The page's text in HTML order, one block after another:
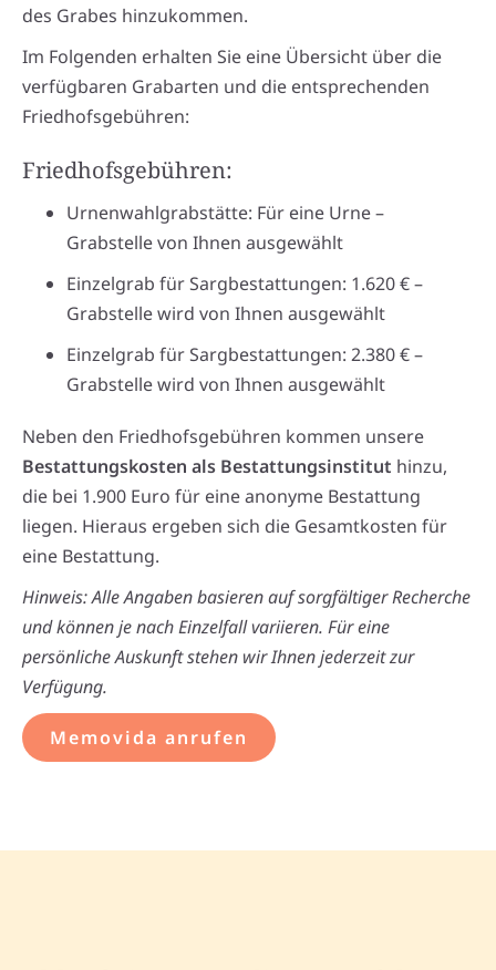
des Grabes hinzukommen.
Im Folgenden erhalten Sie eine Übersicht über die
verfügbaren Grabarten und die entsprechenden
Friedhofsgebühren:
Friedhofsgebühren:
Urnenwahlgrabstätte: Für eine Urne –
Grabstelle von Ihnen ausgewählt
Einzelgrab für Sargbestattungen: 1.620 € –
Grabstelle wird von Ihnen ausgewählt
Einzelgrab für Sargbestattungen: 2.380 € –
Grabstelle wird von Ihnen ausgewählt
Neben den Friedhofsgebühren kommen unsere
Bestattungskosten als Bestattungsinstitut hinzu,
die bei 1.900 Euro für eine anonyme Bestattung
liegen. Hieraus ergeben sich die Gesamtkosten für
eine Bestattung.
Hinweis: Alle Angaben basieren auf sorgfältiger Recherche
und können je nach Einzelfall variieren. Für eine
persönliche Auskunft stehen wir Ihnen jederzeit zur
Verfügung.
Memovida anrufen